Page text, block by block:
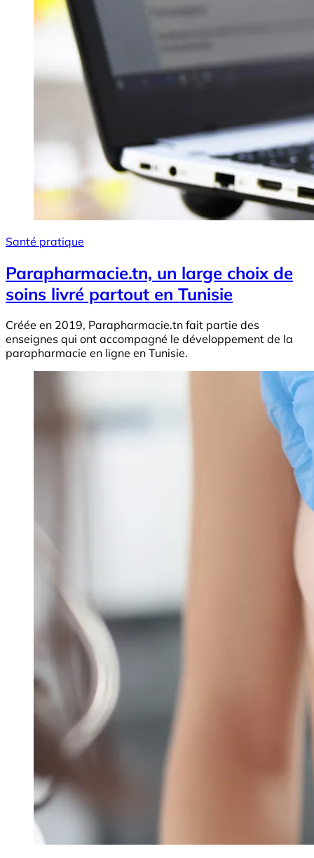
Santé pratique
Parapharmacie.tn, un large choix de
soins livré partout en Tunisie
Créée en 2019, Parapharmacie.tn fait partie des
enseignes qui ont accompagné le développement de la
parapharmacie en ligne en Tunisie.